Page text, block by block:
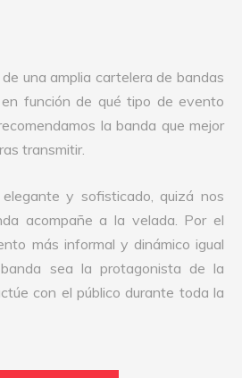
una amplia cartelera de bandas
función de qué tipo de evento
la banda que mejor
transmitir.
y sofisticado, quizá nos
acompañe a la velada. Por el
más informal y dinámico igual
sea la protagonista de la
con el público durante toda la